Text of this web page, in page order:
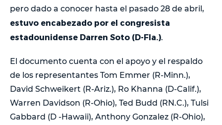
pero dado a conocer hasta el pasado 28 de abril,
estuvo encabezado por el congresista
estadounidense Darren Soto (D-Fla.).
El documento cuenta con el apoyo y el respaldo
de los representantes Tom Emmer (R-Minn.),
David Schweikert (R-Ariz.), Ro Khanna (D-Calif.),
Warren Davidson (R-Ohio), Ted Budd (RN.C.), Tulsi
Gabbard (D -Hawaii), Anthony Gonzalez (R-Ohio),